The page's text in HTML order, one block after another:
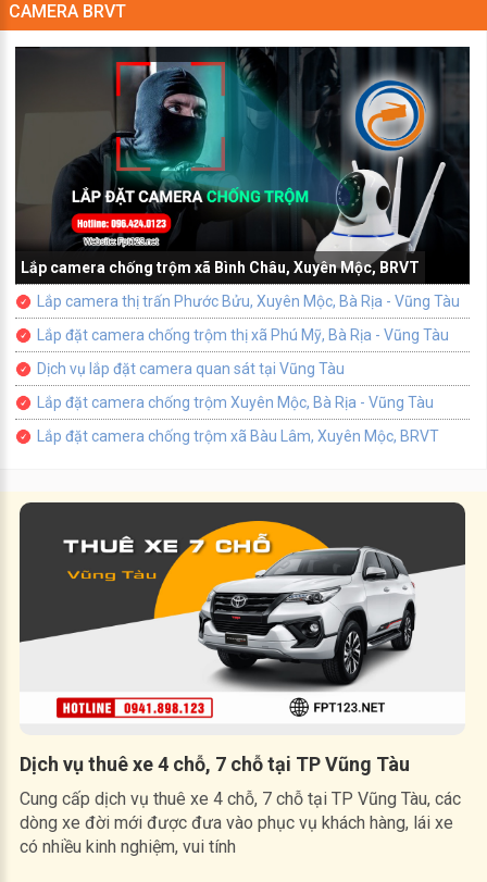
CAMERA BRVT
Lắp camera chống trộm xã Bình Châu, Xuyên Mộc, BRVT
Lắp camera thị trấn Phước Bửu, Xuyên Mộc, Bà Rịa - Vũng Tàu
Lắp đặt camera chống trộm thị xã Phú Mỹ, Bà Rịa - Vũng Tàu
Dịch vụ lắp đặt camera quan sát tại Vũng Tàu
Lắp đặt camera chống trộm Xuyên Mộc, Bà Rịa - Vũng Tàu
Lắp đặt camera chống trộm xã Bàu Lâm, Xuyên Mộc, BRVT
Dịch vụ thuê xe 4 chỗ, 7 chỗ tại TP Vũng Tàu
Cung cấp dịch vụ thuê xe 4 chỗ, 7 chỗ tại TP Vũng Tàu, các
dòng xe đời mới được đưa vào phục vụ khách hàng, lái xe
có nhiều kinh nghiệm, vui tính